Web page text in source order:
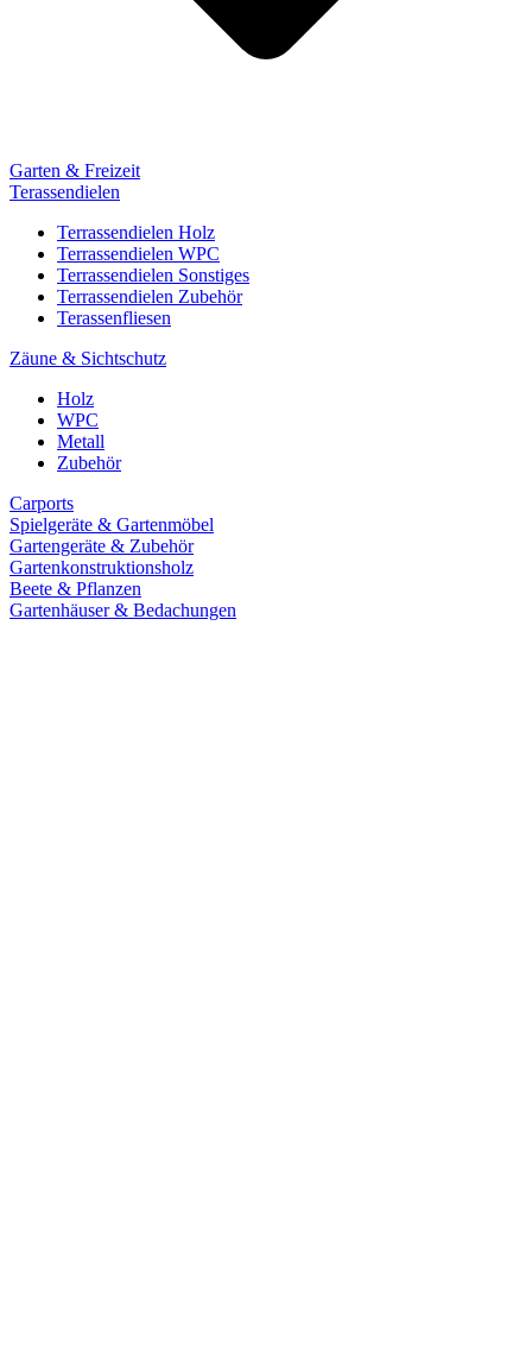
Garten & Freizeit
Terassendielen
Terrassendielen Holz
Terrassendielen WPC
Terrassendielen Sonstiges
Terrassendielen Zubehör
Terassenfliesen
Zäune & Sichtschutz
Holz
WPC
Metall
Zubehör
Carports
Spielgeräte & Gartenmöbel
Gartengeräte & Zubehör
Gartenkonstruktionsholz
Beete & Pflanzen
Gartenhäuser & Bedachungen